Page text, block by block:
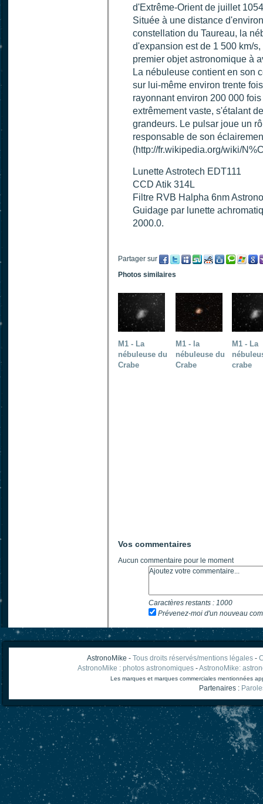
d'Extrême-Orient de juillet
Située à une distance
constellation du Taureau, la
d'expansion est de 1 500 km/
premier objet astronomique à
La nébuleuse contient en son
sur lui-même environ trente
rayonnant environ 200 000
extrêmement vaste, s'étalant
grandeurs. Le pulsar joue un
responsable de son
(http://fr.wikipedia.org/wiki/
Lunette Astrotech EDT111
CCD Atik 314L
Filtre RVB Halpha 6nm
Guidage par lunette
2000.0.
Partager sur
Photos similaires
M1 - La
nébuleuse du
Crabe
M1 - la
nébuleuse du
Crabe
M1 - La
crabe
Vos commentaires
Aucun commentaire pour le moment
Caractères restants : 1000
Prévenez-moi d'un nouveau
AstronoMike - Tous droits réservés/mentions légales-
AstronoMike : photos astronomiques -AstronoMike:
Les marques et marques commerciales mentionnées
Partenaires :